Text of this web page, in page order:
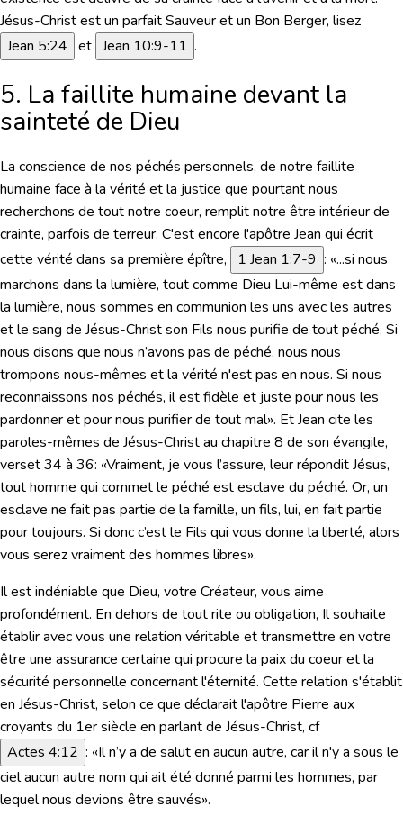
Jésus-Christ est un parfait Sauveur et un Bon Berger, lisez
Jean 5:24 et Jean 10:9-11 .
5. La faillite humaine devant la
sainteté de Dieu
La conscience de nos péchés personnels, de notre faillite
humaine face à la vérité et la justice que pourtant nous
recherchons de tout notre coeur, remplit notre être intérieur de
crainte, parfois de terreur. C'est encore l'apôtre Jean qui écrit
cette vérité dans sa première épître,
1 Jean 1:7-9 : «...si nous
marchons dans la lumière, tout comme Dieu Lui-même est dans
la lumière, nous sommes en communion les uns avec les autres
et le sang de Jésus-Christ son Fils nous purifie de tout péché. Si
nous disons que nous n’avons pas de péché, nous nous
trompons nous-mêmes et la vérité n'est pas en nous. Si nous
reconnaissons nos péchés, il est fidèle et juste pour nous les
pardonner et pour nous purifier de tout mal». Et Jean cite les
paroles-mêmes de Jésus-Christ au chapitre 8 de son évangile,
verset 34 à 36: «Vraiment, je vous l’assure, leur répondit Jésus,
tout homme qui commet le péché est esclave du péché. Or, un
esclave ne fait pas partie de la famille, un fils, lui, en fait partie
pour toujours. Si donc c’est le Fils qui vous donne la liberté, alors
vous serez vraiment des hommes libres».
Il est indéniable que Dieu, votre Créateur, vous aime
profondément. En dehors de tout rite ou obligation, Il souhaite
établir avec vous une relation véritable et transmettre en votre
être une assurance certaine qui procure la paix du coeur et la
sécurité personnelle concernant l'éternité. Cette relation s'établit
en Jésus-Christ, selon ce que déclarait l'apôtre Pierre aux
croyants du 1er siècle en parlant de Jésus-Christ, cf
Actes 4:12 : «Il n’y a de salut en aucun autre, car il n'y a sous le
ciel aucun autre nom qui ait été donné parmi les hommes, par
lequel nous devions être sauvés».